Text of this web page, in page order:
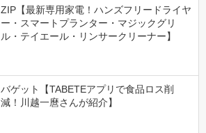
ZIP【最新専用家電！ハンズフリードライヤ
ー・スマートプランター・マジックグリ
ル・テイエール・リンサークリーナー】
バゲット【TABETEアプリで食品ロス削
減！川越一麿さんが紹介】